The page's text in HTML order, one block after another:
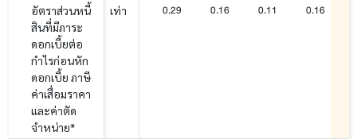
อัตราส่วนหนี้
สินที่มีภาระ
ดอกเบี้ยต่อ
กำไรก่อนหัก
ดอกเบี้ย ภาษี
ค่าเสื่อมราคา
และค่าตัด
จำหน่าย*
เท่า 0.29 0.16 0.11 0.16